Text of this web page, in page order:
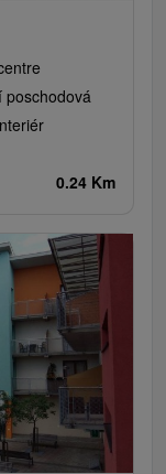
poschodová
0.24 Km